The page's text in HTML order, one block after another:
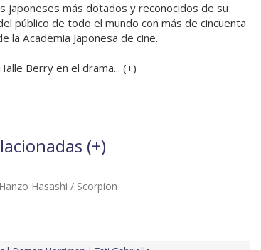
japoneses más dotados y reconocidos de su
público de todo el mundo con más de cincuenta
la Academia Japonesa de cine.
Berry en el drama... (+)
(+)
Hasashi / Scorpion